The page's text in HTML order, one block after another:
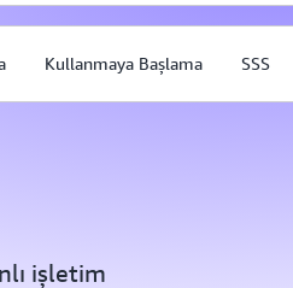
Kullanmaya Başlama SSS
işletim